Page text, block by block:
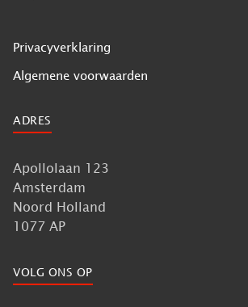
Privacyverklaring
Algemene voorwaarden
ADRES
Apollolaan 123
Amsterdam
Noord Holland
1077 AP
VOLG ONS OP